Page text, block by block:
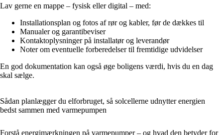
Lav gerne en mappe – fysisk eller digital – med:
Installationsplan og fotos af rør og kabler, før de dækkes til
Manualer og garantibeviser
Kontaktoplysninger på installatør og leverandør
Noter om eventuelle forberedelser til fremtidige udvidelser
En god dokumentation kan også øge boligens værdi, hvis du en dag
skal sælge.
Sådan planlægger du elforbruget, så solcellerne udnytter energien
bedst sammen med varmepumpen
Forstå energimærkningen på varmepumper – og hvad den betyder for